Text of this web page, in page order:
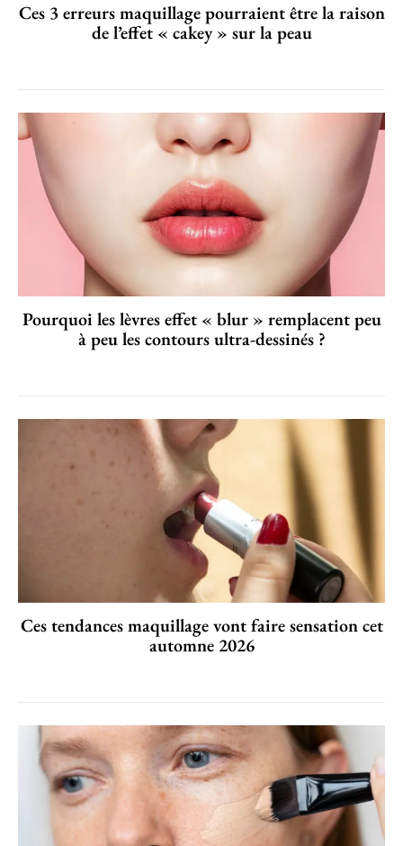
Ces 3 erreurs maquillage pourraient être la raison
de l’effet « cakey » sur la peau
Pourquoi les lèvres effet « blur » remplacent peu
à peu les contours ultra-dessinés ?
Ces tendances maquillage vont faire sensation cet
automne 2026